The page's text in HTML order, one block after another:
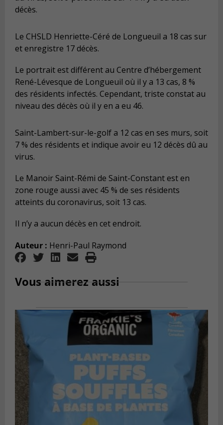
décès.
Le CHSLD Henriette-Céré de Longueuil a 18 cas sur
et enregistre 17 décès.
Le portrait est différent au Centre d’hébergement
René-Lévesque de Longueuil où il y a 13 cas, 8 %
des résidents infectés. Cependant, triste constat au
niveau des décès où il y en a eu 46.
Saint-Lambert-sur-le-golf a 12 cas en ses murs, soit
7 % des résidents et indique avoir eu 12 décès dû au
virus.
Le Manoir Saint-Rémi de Saint-Constant est en
zone rouge aussi avec 45 % de ses résidents
atteints du coronavirus, soit 13 cas.
Il n’y a aucun décès en cet endroit.
Auteur : Henri-Paul Raymond
Vous aimerez aussi